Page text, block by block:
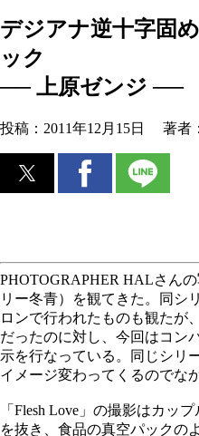
デジアナ逆十字固
ック
── 上原ゼンジ ──
投稿： 2011年12月15日 著者：
PHOTOGRAPHER HALさん
リー冬青）を観てきた。同シ
ロンで行われたものも観たが
だったのに対し、今回はコン
示を行なっている。同じシリ
イメージ変わってくるのでな
「Flesh Love」の撮影はカッ
を抜き、食品の真空パックの